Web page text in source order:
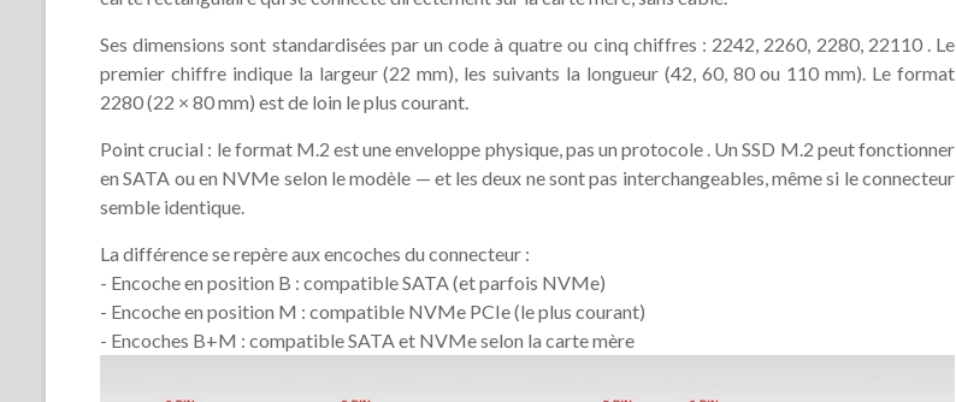
Ses dimensions sont standardisées par un code à quatre ou cinq chiffres : 2242, 2260, 2280, 22110 . Le
premier chiffre indique la largeur (22 mm), les suivants la longueur (42, 60, 80 ou 110 mm). Le format
2280 (22 × 80 mm) est de loin le plus courant.
Point crucial : le format M.2 est une enveloppe physique, pas un protocole . Un SSD M.2 peut fonctionner
en SATA ou en NVMe selon le modèle — et les deux ne sont pas interchangeables, même si le connecteur
semble identique.
La différence se repère aux encoches du connecteur :
- Encoche en position B : compatible SATA (et parfois NVMe)
- Encoche en position M : compatible NVMe PCIe (le plus courant)
- Encoches B+M : compatible SATA et NVMe selon la carte mère